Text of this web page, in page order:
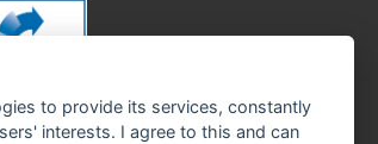
to provide its services, constantly
interests. I agree to this and can